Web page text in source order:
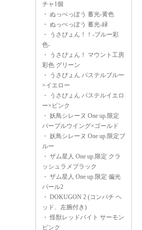
チャ1個
・ ぬっぺっぽう 蓄光-黄色
・ ぬっぺっぽう 蓄光-緑
・
うさぴょん！！-ブルー彩
色-
・
うさぴょん！ マウント工房
彩色 グリーン
・
うさぴょん パステルブルー
×イエロー
・
うさぴょん パステルイエロ
ー×ピンク
・ 妖鳥シレーヌ One up.限定
パープルウイング×ゴールド
・ 妖鳥シレーヌ One up.限定ブ
ルー
・ ザム星人 One up.限定 クラ
ッシュラメブラック
・ ザム星人 One up.限定 偏光
パール2
・ DOKUGON 2 (コンパチ ヘ
ッド、左腕付き)
・怪獣レッドバイト サーモン
ピンク